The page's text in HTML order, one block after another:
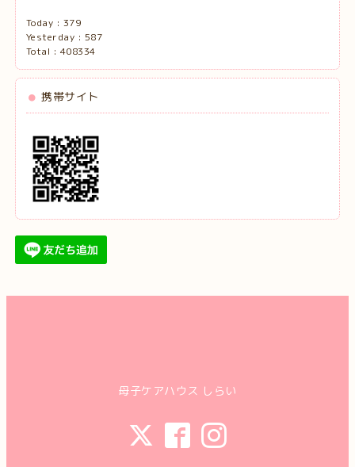
Today : 379
Yesterday : 587
Total : 408334
携帯サイト
母子ケアハウス しらい